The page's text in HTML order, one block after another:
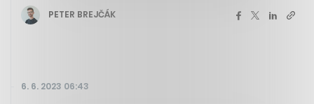
PETER BREJČÁK
6. 6. 2023 06:43